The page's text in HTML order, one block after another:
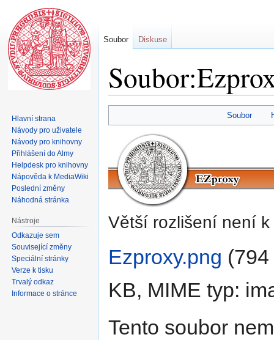
na
navigaci
na
vyhledávání
Soubor
Větší rozlišení není k
Ezproxy.png
KB, MIME typ:
Tento soubor
Soubor Diskuse
Hlavní strana
Návody pro uživatele
Návody pro knihovny
Přihlášení do Almy
Helpdesk pro knihovny
Nápověda k MediaWiki
Poslední změny
Náhodná stránka
Nástroje
Odkazuje sem
Související změny
Speciální stránky
Verze k tisku
Trvalý odkaz
Informace o stránce